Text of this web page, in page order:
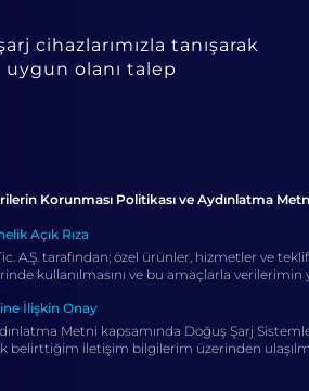
cihazlarımızla tanışarak
olanı talep
Korunması Politikası ve Aydınlatma
Açık Rıza
A.Ş. tarafından; özel ürünler, hizmetler ve
kullanılmasını ve bu amaçlarla verilerimin
İlişkin Onay
Metni kapsamında Doğuş Şarj
belirttiğim iletişim bilgilerim üzerinden